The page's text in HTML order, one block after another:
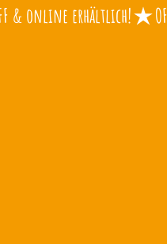
& online erhältlich!